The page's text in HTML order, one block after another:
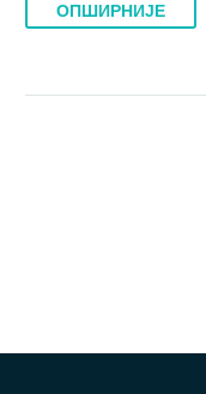
ОПШИРНИЈЕ